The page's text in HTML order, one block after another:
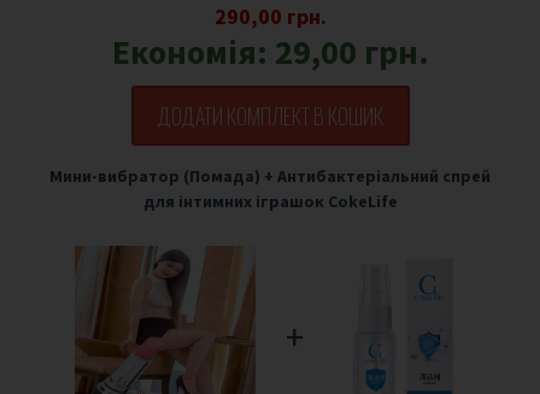
290,00 грн.
Економія: 29,00 грн.
ДОДАТИ КОМПЛЕКТ В КОШИК
Мини-вибратор (Помада) + Антибактеріальний спрей
для інтимних іграшок CokeLife
+